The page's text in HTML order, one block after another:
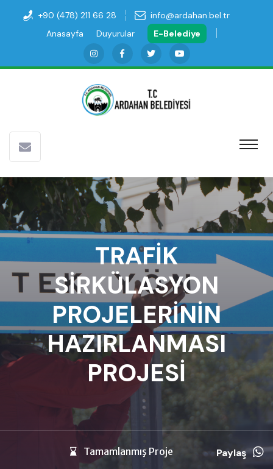
+90 (478) 211 66 28
info@ardahan.bel.tr
Anasayfa
Duyurular E-Belediye
TRAFİK
SİRKÜLASYON
PROJELERİNİN
HAZIRLANMASI
PROJESİ
Tamamlanmış Proje Paylaş